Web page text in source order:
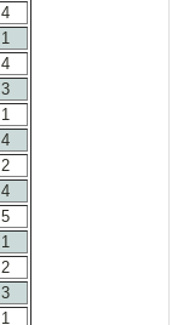
4
1
4
3
1
4
2
4
5
1
2
3
1